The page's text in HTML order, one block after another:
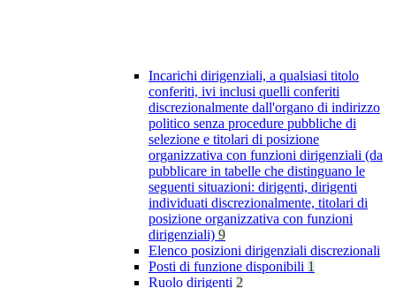
Incarichi dirigenziali, a qualsiasi titolo
conferiti, ivi inclusi quelli conferiti
discrezionalmente dall'organo di indirizzo
politico senza procedure pubbliche di
selezione e titolari di posizione
organizzativa con funzioni dirigenziali (da
pubblicare in tabelle che distinguano le
seguenti situazioni: dirigenti, dirigenti
individuati discrezionalmente, titolari di
posizione organizzativa con funzioni
dirigenziali) 9
Elenco posizioni dirigenziali discrezionali
Posti di funzione disponibili 1
Ruolo dirigenti 2